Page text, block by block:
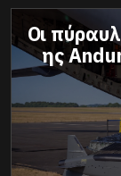
Οι
ης